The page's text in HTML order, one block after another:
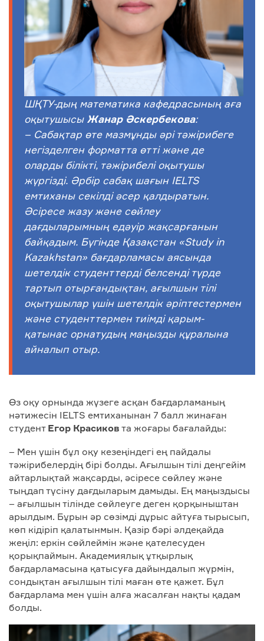
ШҚТУ-дың математика кафедрасының аға
оқытушысы Жанар Әскербекова:
– Сабақтар өте мазмұнды әрі тәжірибеге
негізделген форматта өтті және де
оларды білікті, тәжірибелі оқытушы
жүргізді. Әрбір сабақ шағын IELTS
емтиханы секілді әсер қалдыратын.
Әсіресе жазу және сөйлеу
дағдыларымның едәуір жақсарғанын
байқадым. Бүгінде Қазақстан «Study in
Kazakhstan» бағдарламасы аясында
шетелдік студенттерді белсенді түрде
тартып отырғандықтан, ағылшын тілі
оқытушылар үшін шетелдік әріптестермен
және студенттермен тиімді қарым-
қатынас орнатудың маңызды құралына
айналып отыр.
Өз оқу орнында жүзеге асқан бағдарламаның
нәтижесін IELTS емтиханынан 7 балл жинаған
студент Егор Красиков та жоғары бағалайды:
– Мен үшін бұл оқу кезеңіндегі ең пайдалы
тәжірибелердің бірі болды. Ағылшын тілі деңгейім
айтарлықтай жақсарды, әсіресе сөйлеу және
тыңдап түсіну дағдыларым дамыды. Ең маңыздысы
– ағылшын тілінде сөйлеуге деген қорқыныштан
арылдым. Бұрын әр сөзімді дұрыс айтуға тырысып,
көп кідіріп қалатынмын. Қазір бәрі әлдеқайда
жеңіл: еркін сөйлеймін және қателесуден
қорықпаймын. Академиялық ұтқырлық
бағдарламасына қатысуға дайындалып жүрмін,
сондықтан ағылшын тілі маған өте қажет. Бұл
бағдарлама мен үшін алға жасалған нақты қадам
болды.